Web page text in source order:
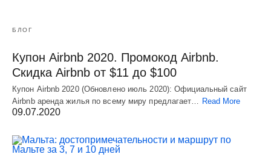
БЛОГ
Купон Airbnb 2020. Промокод Airbnb.
Скидка Airbnb от $11 до $100
Купон Airbnb 2020 (Обновлено июль 2020): Официальный сайт
Airbnb аренда жилья по всему миру предлагает…
Read More
09.07.2020